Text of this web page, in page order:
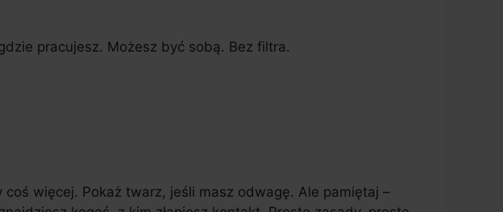
pracujesz. Możesz być sobą. Bez filtra.
więcej. Pokaż twarz, jeśli masz odwagę. Ale pamiętaj –